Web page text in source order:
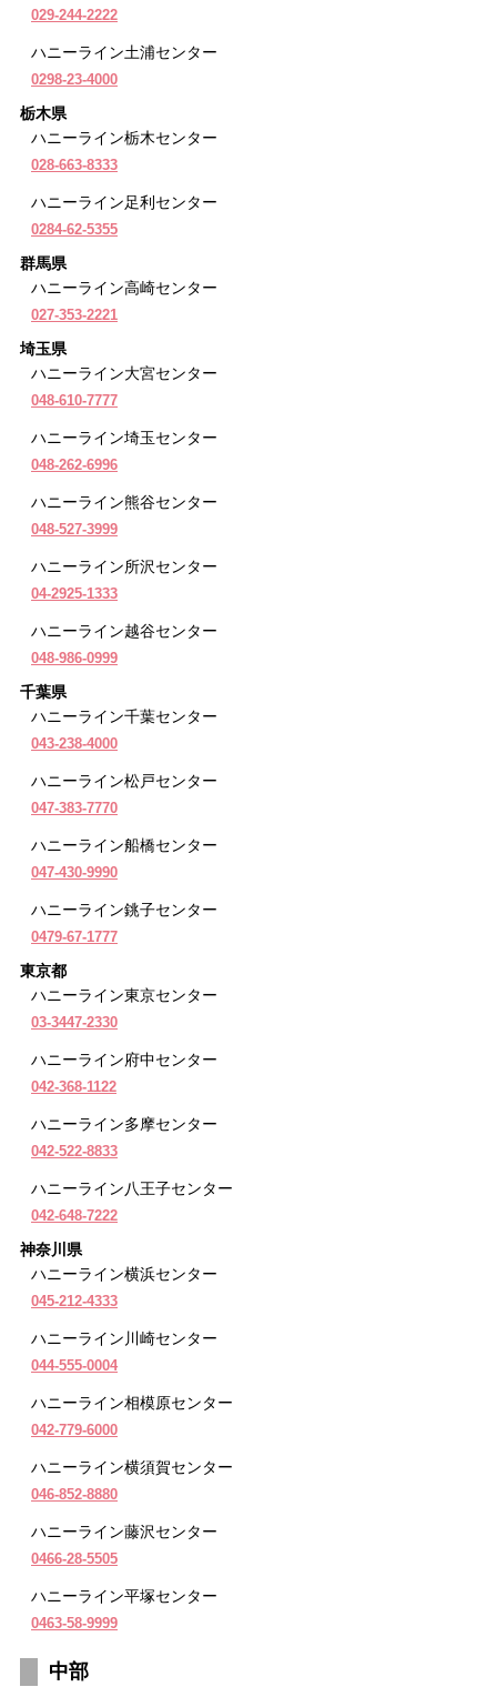
029-244-2222
ハニーライン土浦センター
0298-23-4000
栃木県
ハニーライン栃木センター
028-663-8333
ハニーライン足利センター
0284-62-5355
群馬県
ハニーライン高崎センター
027-353-2221
埼玉県
ハニーライン大宮センター
048-610-7777
ハニーライン埼玉センター
048-262-6996
ハニーライン熊谷センター
048-527-3999
ハニーライン所沢センター
04-2925-1333
ハニーライン越谷センター
048-986-0999
千葉県
ハニーライン千葉センター
043-238-4000
ハニーライン松戸センター
047-383-7770
ハニーライン船橋センター
047-430-9990
ハニーライン銚子センター
0479-67-1777
東京都
ハニーライン東京センター
03-3447-2330
ハニーライン府中センター
042-368-1122
ハニーライン多摩センター
042-522-8833
ハニーライン八王子センター
042-648-7222
神奈川県
ハニーライン横浜センター
045-212-4333
ハニーライン川崎センター
044-555-0004
ハニーライン相模原センター
042-779-6000
ハニーライン横須賀センター
046-852-8880
ハニーライン藤沢センター
0466-28-5505
ハニーライン平塚センター
0463-58-9999
中部